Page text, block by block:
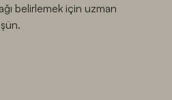
belirlemek için uzman